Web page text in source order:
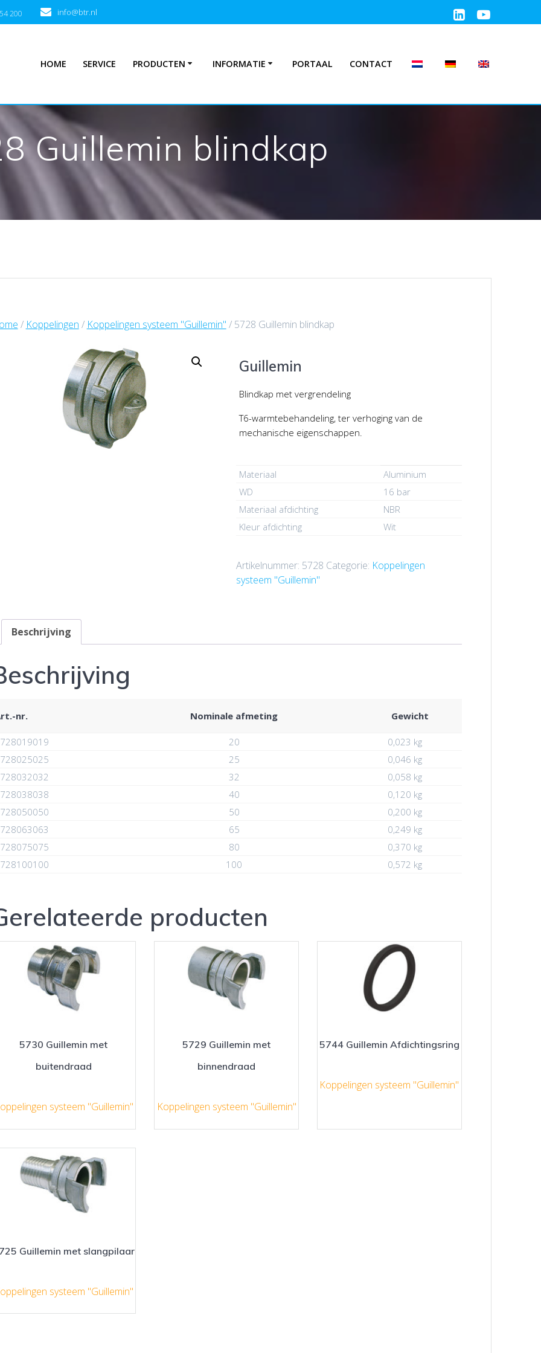
200 info@btr.nl
HOME SERVICE PRODUCTEN INFORMATIE PORTAAL CONTACT
Guillemin blindkap
/ Koppelingen / Koppelingen systeem "Guillemin" / 5728 Guillemin blindkap
Guillemin
Blindkap met vergrendeling
T6-warmtebehandeling, ter verhoging van de
mechanische eigenschappen.
Materiaal
Aluminium
WD
16 bar
Materiaal afdichting
NBR
Kleur afdichting
Wit
Artikelnummer: 5728 Categorie: Koppelingen
systeem "Guillemin"
Beschrijving
nr. Nominale afmeting Gewicht
20
0,023 kg
25
0,046 kg
32
0,058 kg
40
0,120 kg
50
0,200 kg
65
0,249 kg
80
0,370 kg
100 0,572 kg
producten
5730 Guillemin met
buitendraad
systeem "Guillemin"
5729 Guillemin met
binnendraad
Koppelingen systeem "Guillemin"
5744 Guillemin Afdichtingsring
Koppelingen systeem "Guillemin"
Guillemin met slangpilaar
systeem "Guillemin"